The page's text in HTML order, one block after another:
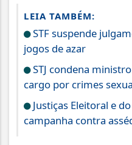
LEIA TAMBÉM:
STF suspende
jogos de azar
STJ condena
cargo por crimes
Justiças Eleitoral e
campanha contra